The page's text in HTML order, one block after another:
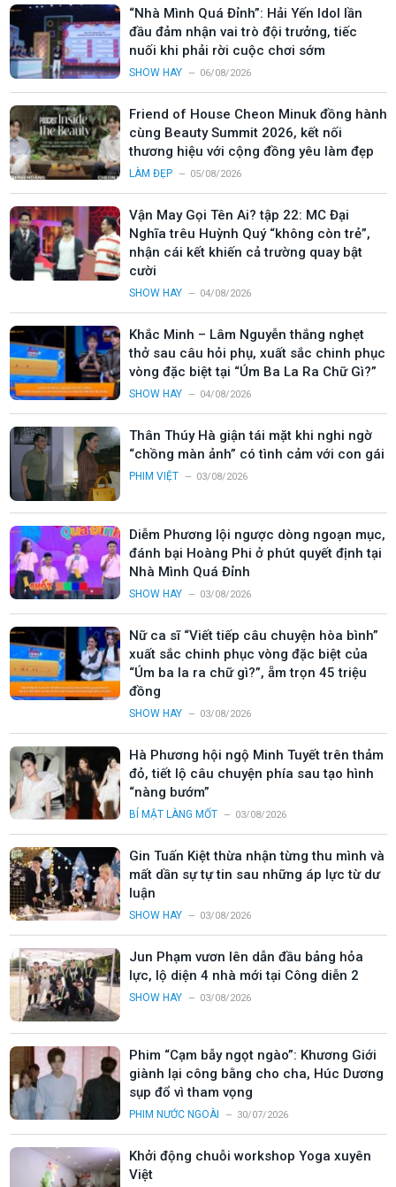
“Nhà Mình Quá Đỉnh”: Hải Yến Idol lần
đầu đảm nhận vai trò đội trưởng, tiếc
nuối khi phải rời cuộc chơi sớm
SHOW HAY 06/08/2026
Friend of House Cheon Minuk đồng hành
cùng Beauty Summit 2026, kết nối
thương hiệu với cộng đồng yêu làm đẹp
LÀM ĐẸP 05/08/2026
Vận May Gọi Tên Ai? tập 22: MC Đại
Nghĩa trêu Huỳnh Quý “không còn trẻ”,
nhận cái kết khiến cả trường quay bật
cười
SHOW HAY 04/08/2026
Khắc Minh – Lâm Nguyễn thắng nghẹt
thở sau câu hỏi phụ, xuất sắc chinh phục
vòng đặc biệt tại “Úm Ba La Ra Chữ Gì?”
SHOW HAY 04/08/2026
Thân Thúy Hà giận tái mặt khi nghi ngờ
“chồng màn ảnh” có tình cảm với con gái
PHIM VIỆT 03/08/2026
Diễm Phương lội ngược dòng ngoạn mục,
đánh bại Hoàng Phi ở phút quyết định tại
Nhà Mình Quá Đỉnh
SHOW HAY 03/08/2026
Nữ ca sĩ “Viết tiếp câu chuyện hòa bình”
xuất sắc chinh phục vòng đặc biệt của
“Úm ba la ra chữ gì?”, ẵm trọn 45 triệu
đồng
SHOW HAY 03/08/2026
Hà Phương hội ngộ Minh Tuyết trên thảm
đỏ, tiết lộ câu chuyện phía sau tạo hình
“nàng bướm”
BÍ MẬT LÀNG MỐT 03/08/2026
Gin Tuấn Kiệt thừa nhận từng thu mình và
mất dần sự tự tin sau những áp lực từ dư
luận
SHOW HAY 03/08/2026
Jun Phạm vươn lên dẫn đầu bảng hỏa
lực, lộ diện 4 nhà mới tại Công diễn 2
SHOW HAY 03/08/2026
Phim “Cạm bẫy ngọt ngào”: Khương Giới
giành lại công bằng cho cha, Húc Dương
sụp đổ vì tham vọng
PHIM NƯỚC NGOÀI 30/07/2026
Khởi động chuỗi workshop Yoga xuyên
Việt